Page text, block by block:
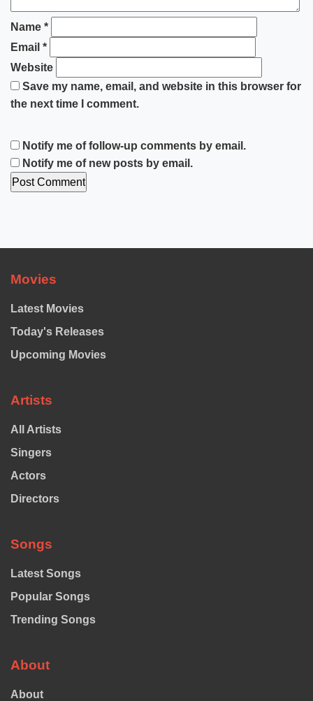
Name *
Email *
Website
Save my name, email, and website in this browser for
the next time I comment.
Notify me of follow-up comments by email.
Notify me of new posts by email.
Movies
Latest Movies
Today's Releases
Upcoming Movies
Artists
All Artists
Singers
Actors
Directors
Songs
Latest Songs
Popular Songs
Trending Songs
About
About